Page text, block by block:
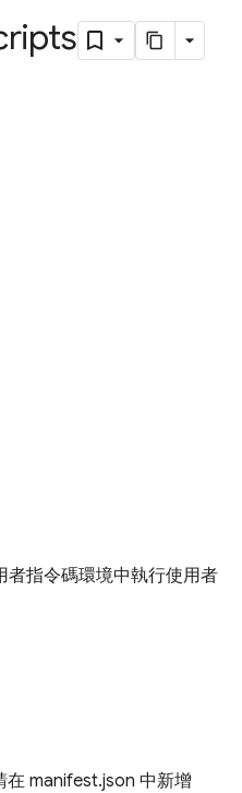
者指令碼環境中執行使用者
在 manifest.json 中新增